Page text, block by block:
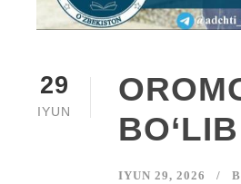
29
IYUN
IYUN 29, 2026